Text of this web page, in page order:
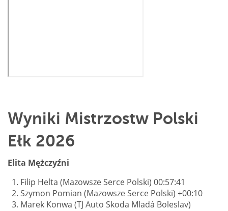
Wyniki Mistrzostw Polski
Ełk 2026
Elita Mężczyźni
Filip Helta (Mazowsze Serce Polski) 00:57:41
Szymon Pomian (Mazowsze Serce Polski) +00:10
Marek Konwa (TJ Auto Skoda Mladá Boleslav)